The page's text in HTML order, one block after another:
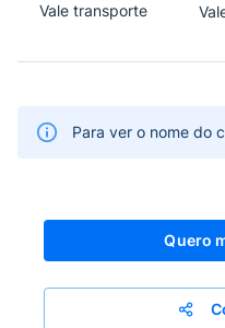
Vale transporte
Para ver o nome do
Quero